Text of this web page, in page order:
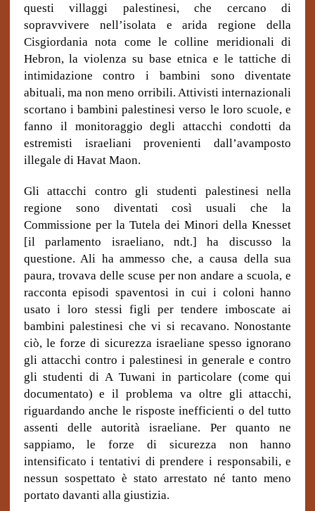
questi villaggi palestinesi, che cercano di
sopravvivere nell’isolata e arida regione della
Cisgiordania nota come le colline meridionali di
Hebron, la violenza su base etnica e le tattiche di
intimidazione contro i bambini sono diventate
abituali, ma non meno orribili. Attivisti internazionali
scortano i bambini palestinesi verso le loro scuole, e
fanno il monitoraggio degli attacchi condotti da
estremisti israeliani provenienti dall’avamposto
illegale di Havat Maon.
Gli attacchi contro gli studenti palestinesi nella
regione sono diventati così usuali che la
Commissione per la Tutela dei Minori della Knesset
[il parlamento israeliano, ndt.] ha discusso la
questione. Ali ha ammesso che, a causa della sua
paura, trovava delle scuse per non andare a scuola, e
racconta episodi spaventosi in cui i coloni hanno
usato i loro stessi figli per tendere imboscate ai
bambini palestinesi che vi si recavano. Nonostante
ciò, le forze di sicurezza israeliane spesso ignorano
gli attacchi contro i palestinesi in generale e contro
gli studenti di A Tuwani in particolare (come qui
documentato) e il problema va oltre gli attacchi,
riguardando anche le risposte inefficienti o del tutto
assenti delle autorità israeliane. Per quanto ne
sappiamo, le forze di sicurezza non hanno
intensificato i tentativi di prendere i responsabili, e
nessun sospettato è stato arrestato né tanto meno
portato davanti alla giustizia.